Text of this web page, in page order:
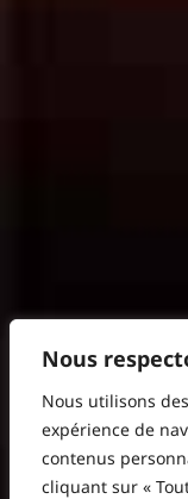
Nous
Nous utilisons
expérience de
contenus
cliquant sur «